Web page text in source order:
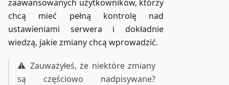
zaawansowanych użytkowników, którzy
chcą mieć pełną kontrolę nad
ustawieniami serwera i dokładnie
wiedzą, jakie zmiany chcą wprowadzić.
⚠️ Zauważyłeś, że niektóre zmiany
są częściowo nadpisywane?